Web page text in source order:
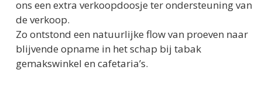
ons een extra verkoopdoosje ter ondersteuning van
de verkoop.
Zo ontstond een natuurlijke flow van proeven naar
blijvende opname in het schap bij tabak
gemakswinkel en cafetaria’s.